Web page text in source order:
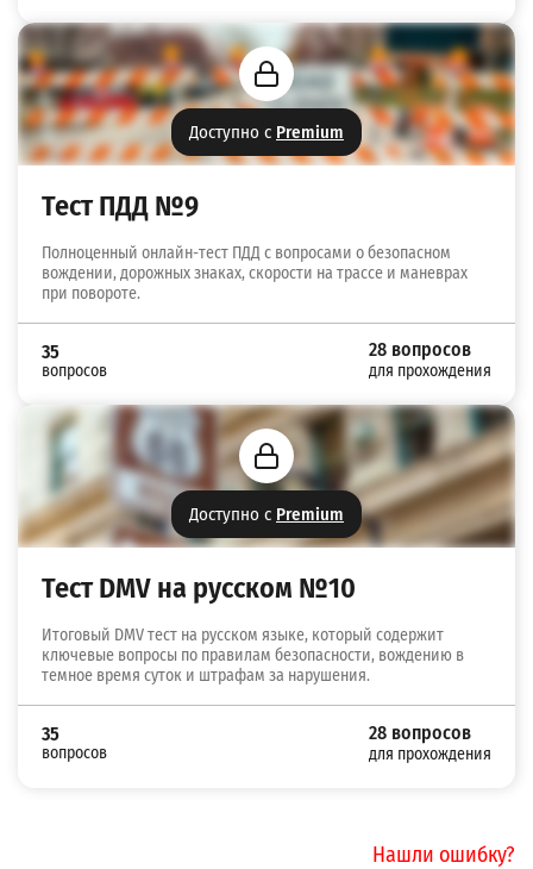
Доступно с Premium
Тест ПДД №9
Полноценный онлайн-тест ПДД с вопросами о безопасном
вождении, дорожных знаках, скорости на трассе и маневрах
при повороте.
35
вопросов
28 вопросов
для прохождения
Доступно с Premium
Тест DMV на русском №10
Итоговый DMV тест на русском языке, который содержит
ключевые вопросы по правилам безопасности, вождению в
темное время суток и штрафам за нарушения.
35
вопросов
28 вопросов
для прохождения
Нашли ошибку?